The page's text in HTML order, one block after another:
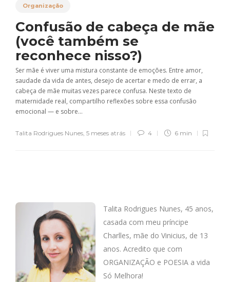
Organização
Confusão de cabeça de mãe
(você também se
reconhece nisso?)
Ser mãe é viver uma mistura constante de emoções. Entre amor,
saudade da vida de antes, desejo de acertar e medo de errar, a
cabeça de mãe muitas vezes parece confusa. Neste texto de
maternidade real, compartilho reflexões sobre essa confusão
emocional — e sobre...
Talita Rodrigues Nunes 5 meses atrás 4 6 min
Talita Rodrigues Nunes, 45 anos,
casada com meu príncipe
Charlles, mãe do Vinicius, de 13
anos. Acredito que com
ORGANIZAÇÃO e POESIA a vida
Só Melhora!